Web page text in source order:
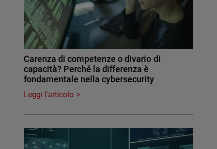
Carenza di competenze o divario di
capacità? Perché la differenza è
fondamentale nella cybersecurity
Leggi l'articolo